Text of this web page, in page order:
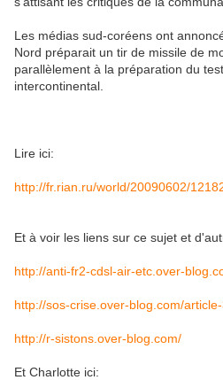
Les médias sud-coréens ont
Nord préparait un tir de missile de
parallèlement à la préparation du
intercontinental.
Lire ici:
http://fr.rian.ru/world/20090602/
Et à voir les liens sur ce sujet et
http://anti-fr2-cdsl-air-etc.over-
http://sos-crise.over-blog.com/
http://r-sistons.over-blog.com/
Et Charlotte ici: